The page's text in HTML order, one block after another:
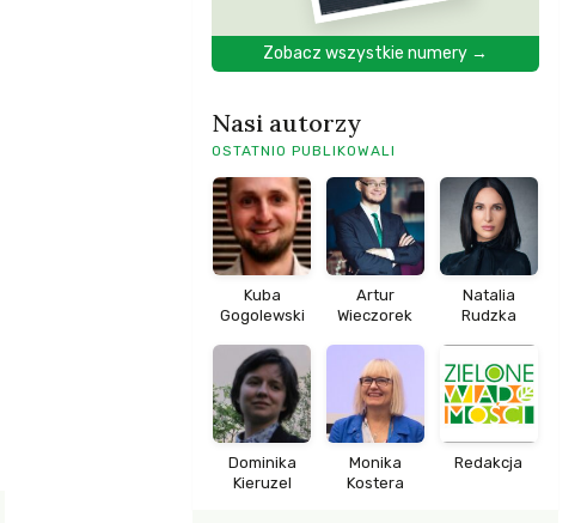
Zobacz wszystkie numery →
Nasi autorzy
OSTATNIO PUBLIKOWALI
Kuba
Gogolewski
Artur
Wieczorek
Natalia
Rudzka
Dominika
Kieruzel
Monika
Kostera
Redakcja